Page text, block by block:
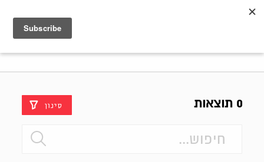
0 תוצאות סינון